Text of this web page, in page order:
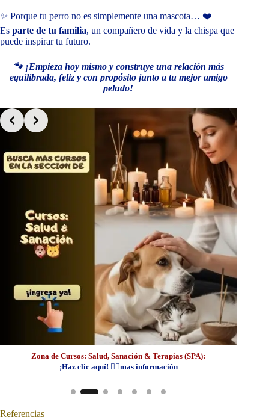
✨ Porque tu perro no es simplemente una mascota… ❤️
Es parte de tu familia, un compañero de vida y la chispa que
puede inspirar tu futuro.
🐾 ¡Empieza hoy mismo y construye una relación más
equilibrada, feliz y con propósito junto a tu mejor amigo
peludo!
Zona de Cursos: Salud, Sanación & Terapias (SPA):
¡Haz clic aquí! 👆🏼mas información
Slide 2 of 7
Referencias